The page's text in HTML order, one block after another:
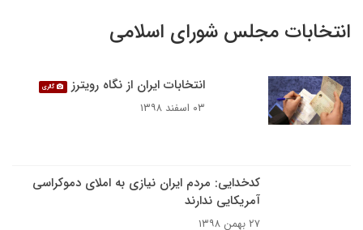
انتخابات مجلس شورای اسلامی
انتخابات ایران از نگاه رویترز گالری
۰۳ اسفند ۱۳۹۸
کدخدایی: مردم ایران نیازی به املای دموکراسی
آمریکایی ندارند
۲۷ بهمن ۱۳۹۸